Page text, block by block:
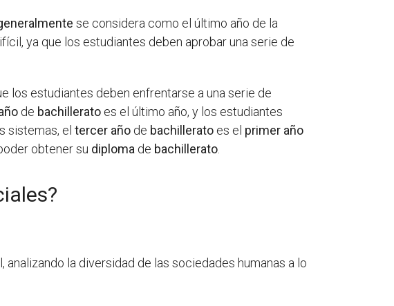
se considera como el último año de la
ya que los estudiantes deben aprobar una serie de
los estudiantes deben enfrentarse a una serie de
de bachillerato es el último año, y los estudiantes
sistemas, eltercer año de bachillerato es el primer año
obtener su diploma de bachillerato
la diversidad de las sociedades humanas a lo